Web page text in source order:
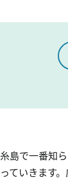
糸島で一番知
っていきます